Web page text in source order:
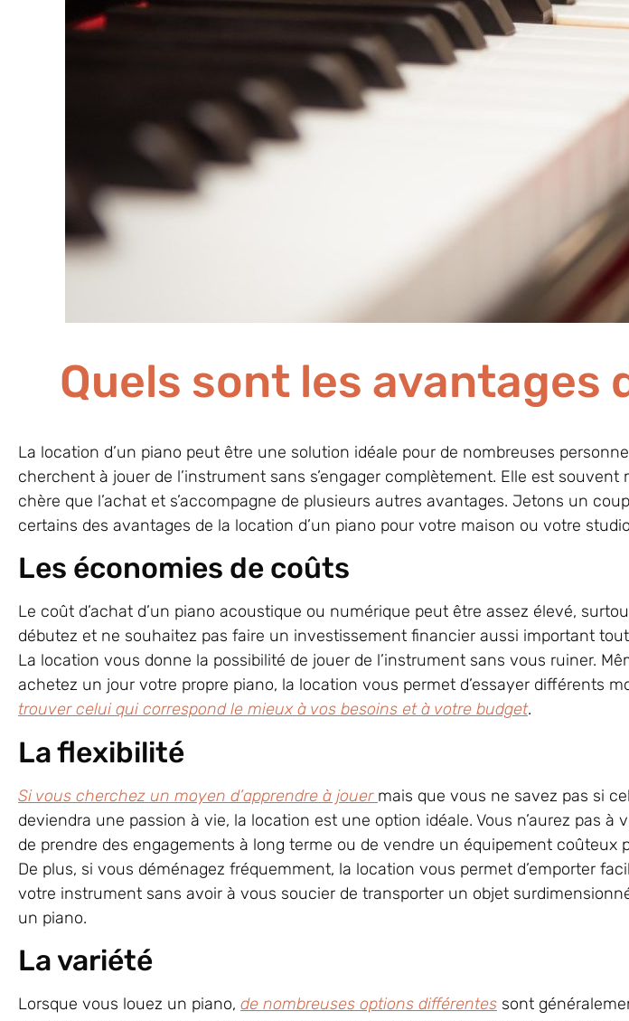
Quels sont les avantages
La location d’un piano peut être une solution idéale pour de nombreuses
cherchent à jouer de l’instrument sans s’engager complètement. Elle est souvent
chère que l’achat et s’accompagne de plusieurs autres avantages. Jetons un
certains des avantages de la location d’un piano pour votre maison ou votre
Les économies de coûts
Le coût d’achat d’un piano acoustique ou numérique peut être assez élevé,
débutez et ne souhaitez pas faire un investissement financier aussi important
La location vous donne la possibilité de jouer de l’instrument sans vous ruiner.
achetez un jour votre propre piano, la location vous permet d’essayer différents
trouver celui qui correspond le mieux à vos besoins et à votre budget.
La flexibilité
Si vous cherchez un moyen d’apprendre à jouer mais que vous ne savez pas si
deviendra une passion à vie, la location est une option idéale. Vous n’aurez pas à
de prendre des engagements à long terme ou de vendre un équipement coûteux
De plus, si vous déménagez fréquemment, la location vous permet d’emporter
votre instrument sans avoir à vous soucier de transporter un objet
un piano.
La variété
Lorsque vous louez un piano, de nombreuses options différentes sont